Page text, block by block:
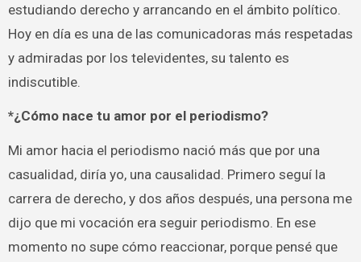
estudiando derecho y arrancando en el ámbito político.
Hoy en día es una de las comunicadoras más respetadas
y admiradas por los televidentes, su talento es
indiscutible.
*¿Cómo nace tu amor por el periodismo?
Mi amor hacia el periodismo nació más que por una
casualidad, diría yo, una causalidad. Primero seguí la
carrera de derecho, y dos años después, una persona me
dijo que mi vocación era seguir periodismo. En ese
momento no supe cómo reaccionar, porque pensé que